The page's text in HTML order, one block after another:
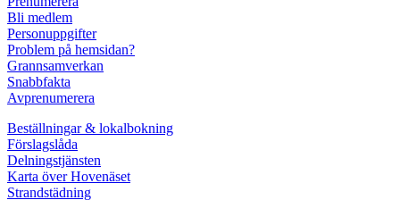
Bli medlem
Personuppgifter
Problem på hemsidan?
Grannsamverkan
Snabbfakta
Avprenumerera
Beställningar & lokalbokning
Förslagslåda
Delningstjänsten
Karta över Hovenäset
Strandstädning